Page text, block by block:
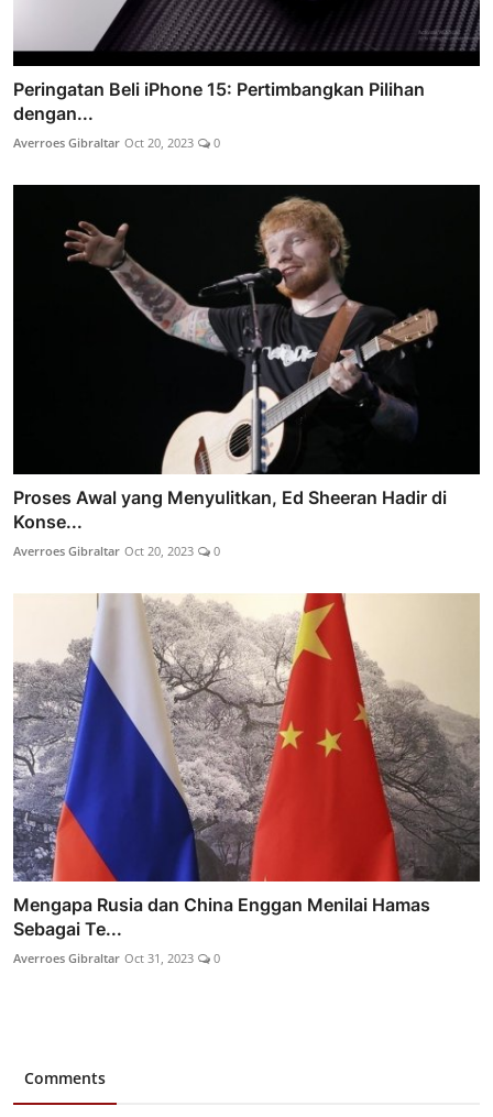
Peringatan Beli iPhone 15: Pertimbangkan Pilihan
dengan...
Averroes Gibraltar Oct 20, 2023 0
Proses Awal yang Menyulitkan, Ed Sheeran Hadir di
Konse...
Averroes Gibraltar Oct 20, 2023 0
Mengapa Rusia dan China Enggan Menilai Hamas
Sebagai Te...
Averroes Gibraltar Oct 31, 2023 0
Comments